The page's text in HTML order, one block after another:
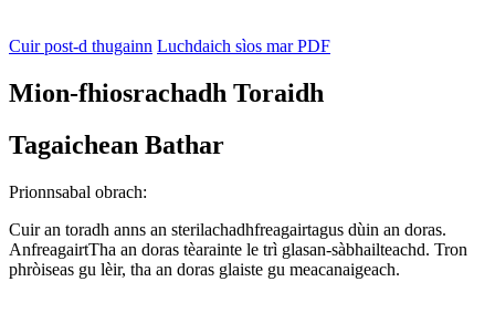
Cuir post-d thugainn Luchdaich sìos mar PDF
Mion-fhiosrachadh Toraidh
Tagaichean Bathar
Prionnsabal obrach:
Cuir an toradh anns an sterilachadhfreagairtagus dùin an doras.
AnfreagairtTha an doras tèarainte le trì glasan-sàbhailteachd. Tron
phròiseas gu lèir, tha an doras glaiste gu meacanaigeach.